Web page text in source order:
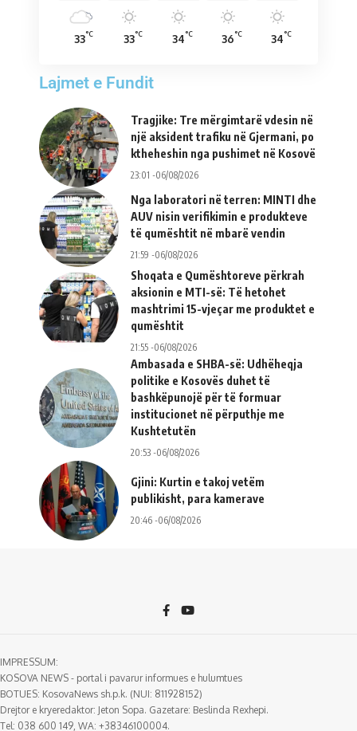
33°C 33°C 34°C 36°C 34°C
Lajmet e Fundit
Tragjike: Tre mërgimtarë vdesin në
një aksident trafiku në Gjermani, po
ktheheshin nga pushimet në Kosovë
23:01 -06/08/2026
Nga laboratori në terren: MINTI dhe
AUV nisin verifikimin e produkteve
të qumështit në mbarë vendin
21:59 -06/08/2026
Shoqata e Qumështoreve përkrah
aksionin e MTI-së: Të hetohet
mashtrimi 15-vjeçar me produktet e
qumështit
21:55 -06/08/2026
Ambasada e SHBA-së: Udhëheqja
politike e Kosovës duhet të
bashkëpunojë për të formuar
institucionet në përputhje me
Kushtetutën
20:53 -06/08/2026
Gjini: Kurtin e takoj vetëm
publikisht, para kamerave
20:46 -06/08/2026
IMPRESSUM:
KOSOVA NEWS - portal i pavarur informues e hulumtues
BOTUES: KosovaNews sh.p.k. (NUI: 811928152)
Drejtor e kryeredaktor: Jeton Sopa. Gazetare: Beslinda Rexhepi.
Tel: 038 600 149, WA: +38346100004.